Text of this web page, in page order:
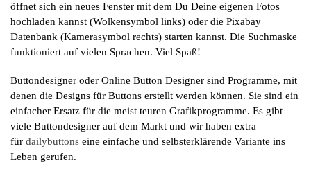
öffnet sich ein neues Fenster mit dem Du Deine eigenen Fotos
hochladen kannst (Wolkensymbol links) oder die Pixabay
Datenbank (Kamerasymbol rechts) starten kannst. Die Suchmaske
funktioniert auf vielen Sprachen. Viel Spaß!
Buttondesigner oder Online Button Designer sind Programme, mit
denen die Designs für Buttons erstellt werden können. Sie sind ein
einfacher Ersatz für die meist teuren Grafikprogramme. Es gibt
viele Buttondesigner auf dem Markt und wir haben extra
für dailybuttons eine einfache und selbsterklärende Variante ins
Leben gerufen.